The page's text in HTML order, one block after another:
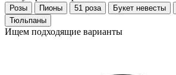
Розы Пионы 51 роза Букет невесты
Тюльпаны
Ищем подходящие варианты